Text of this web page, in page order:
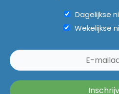
Dagelijkse
Wekelijkse